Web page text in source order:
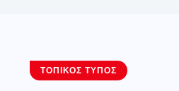
ΤΟΠΙΚΌΣ ΤΎΠΟΣ